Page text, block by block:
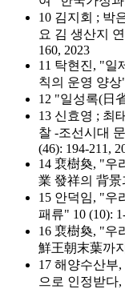
10 김지회 ; 박
요 김 생산지
160, 2023
11 탁현진, "일
칙의 운영 양상
12 "일성록(日
13 신효영 ; 최
찰 -조선시대
(46): 194-211,
14 裵樹奐, "우
業 發祥의 背景
15 안덕임, "우
패류" 10 (10):
16 裵樹奐, "우
鮮王朝末葉까
17 해양수산부
으로 인정받다